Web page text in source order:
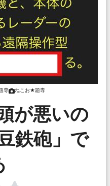
専 ねこお★題専
が悪いの
鉄砲」で